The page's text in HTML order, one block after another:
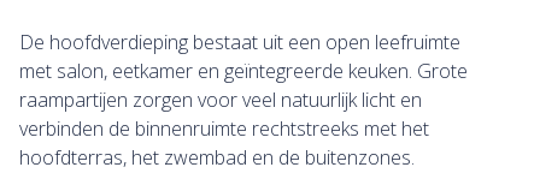
De hoofdverdieping bestaat uit een open leefruimte
met salon, eetkamer en geïntegreerde keuken. Grote
raampartijen zorgen voor veel natuurlijk licht en
verbinden de binnenruimte rechtstreeks met het
hoofdterras, het zwembad en de buitenzones.